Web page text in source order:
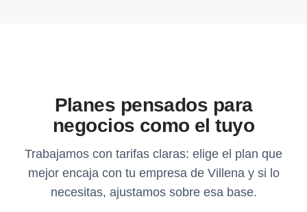
Planes pensados para
negocios como el tuyo
Trabajamos con tarifas claras: elige el plan que
mejor encaja con tu empresa de Villena y si lo
necesitas, ajustamos sobre esa base.